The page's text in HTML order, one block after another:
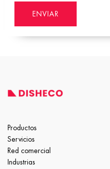
Productos
Servicios
Red comercial
Industrias